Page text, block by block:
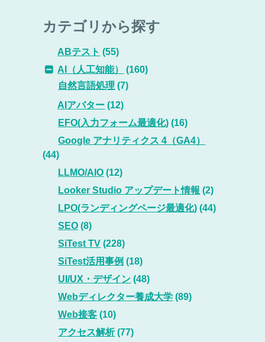
カテゴリから探す
ABテスト (55)
AI（人工知能）
(160)
自然言語処理 (7)
AIアバター (12)
EFO(入力フォーム最適化) (16)
Google アナリティクス 4（GA4）
(44)
LLMO/AIO (12)
Looker Studio アップデート情報 (2)
LPO(ランディングページ最適化) (44)
SEO (8)
SiTest TV (228)
SiTest活用事例 (18)
UI/UX・デザイン (48)
Webディレクター養成大学 (89)
Web接客 (10)
アクセス解析(77)